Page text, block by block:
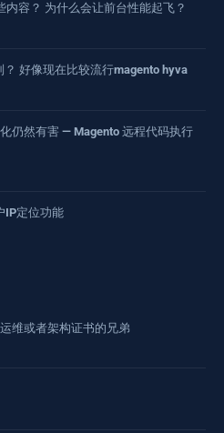
容？ 为什么会让前台性能起飞？
好像现在比较流行magento hyva
仍然有害 — Magento 远程代码执行
IP定位功能
维或者架构证书的兄弟